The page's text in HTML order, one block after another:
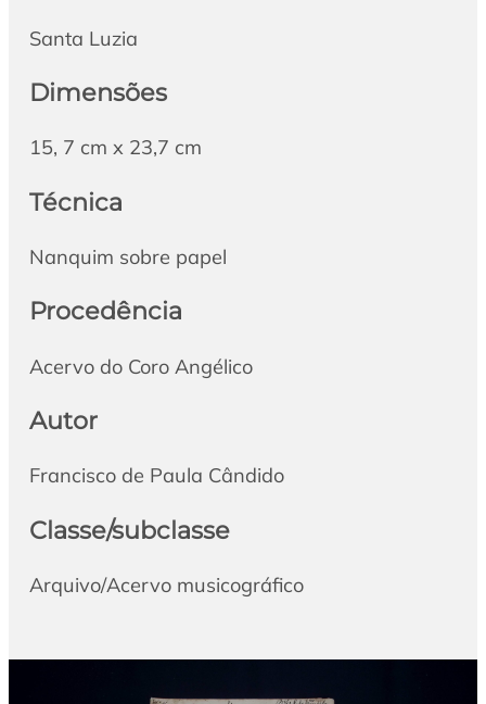
Santa Luzia
Dimensões
15, 7 cm x 23,7 cm
Técnica
Nanquim sobre papel
Procedência
Acervo do Coro Angélico
Autor
Francisco de Paula Cândido
Classe/subclasse
Arquivo/Acervo musicográfico